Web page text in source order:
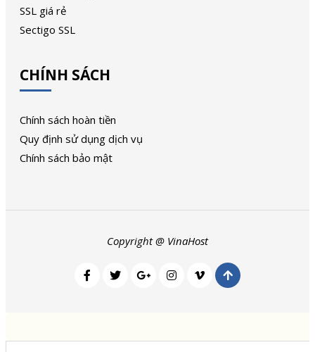
SSL giá rẻ
Sectigo SSL
CHÍNH SÁCH
Chính sách hoàn tiền
Quy định sử dụng dịch vụ
Chính sách bảo mật
Copyright @ VinaHost